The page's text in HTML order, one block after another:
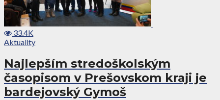
33.4K
Aktuality
Najlepším stredoškolským
časopisom v Prešovskom kraji je
bardejovský Gymoš